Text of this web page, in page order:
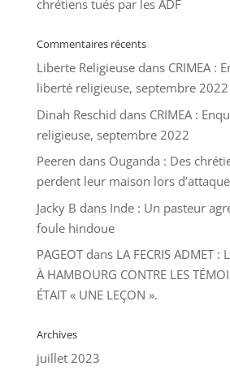
chrétiens tués par les ADF
Commentaires récents
Liberte Religieusedans CRIMEA :
liberté religieuse, septembre 2022
Dinah Reschid dans CRIMEA :
religieuse, septembre 2022
Peeren dans Ouganda : Des
perdent leur maison lors
Jacky B dans Inde : Un pasteur
foule hindoue
PAGEOTdans LA FECRIS ADMET :
À HAMBOURG CONTRE LES
ÉTAIT « UNE LEÇON ».
Archives
juillet 2023